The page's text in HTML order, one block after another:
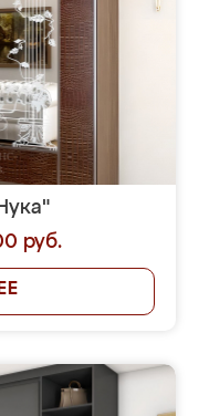
руб.